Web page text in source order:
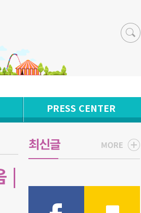
PRESS CENTER
|
최신글